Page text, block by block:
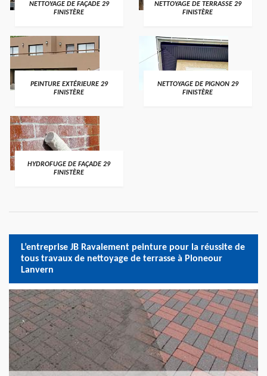
NETTOYAGE DE FAÇADE 29
FINISTÈRE
NETTOYAGE DE TERRASSE 29
FINISTÈRE
PEINTURE EXTÉRIEURE 29
FINISTÈRE
NETTOYAGE DE PIGNON 29
FINISTÈRE
HYDROFUGE DE FAÇADE 29
FINISTÈRE
L’entreprise JB Ravalement peinture pour la réussite de
tous travaux de nettoyage de terrasse à Ploneour
Lanvern